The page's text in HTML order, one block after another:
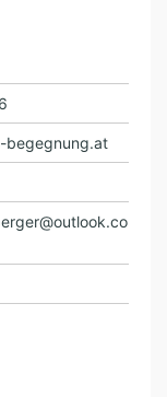
begegnung.at